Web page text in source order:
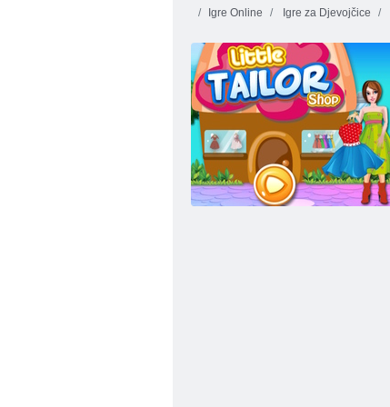
Moja mala radnja
Igre Online Igre za Djevojčice